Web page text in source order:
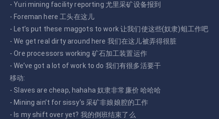
- Yuri mining facility reporting 尤里采矿设备报到
- Foreman here 工头在这儿
- Let’s put these maggots to work 让我们使这些(奴隶)蛆工作吧
- We get real dirty around here 我们在这儿被弄得很脏
- Ore processors working 矿石加工装置运作
- We’ve got a lot of work to do 我们有很多活要干
移动:
- Slaves are cheap, hahaha 奴隶非常廉价 哈哈哈
- Mining ain’t for sissy’s 采矿非娘娘腔的工作
- Is my shift over yet? 我的倒班结束了么